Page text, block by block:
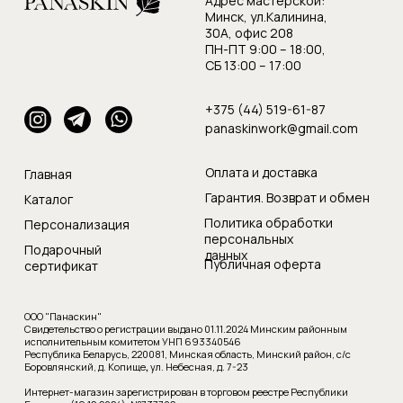
Главная
Политика обработки
персональных
данных
Публичная оферта
Оплата и доставка
Гарантия. Возврат и обмен
Подарочный
сертификат
Персонализация
Каталог
ООО "Панаскин"
Свидетельство о регистрации выдано 01.11.2024 Минским районным
исполнительным комитетом УНП 693340546
Республика Беларусь, 220081, Минская область, Минский район, с/с
Боровлянский, д. Копище,ул. Небесная, д. 7-23
Интернет-магазин зарегистрирован в торговом реестре Республики
+375 (44) 519-61-87
panaskinwork@gmail.com
Минск, ул.Калинина,
30А, офис 208
ПН-ПТ 9:00 – 18:00,
СБ 13:00 – 17:00